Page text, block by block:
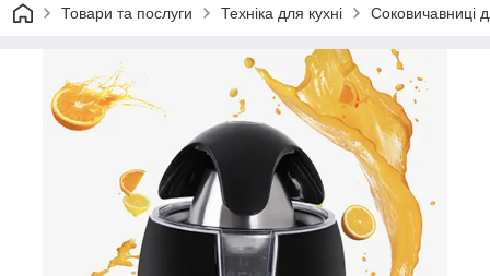
Товари та послуги Техніка для кухні Соковичавниці